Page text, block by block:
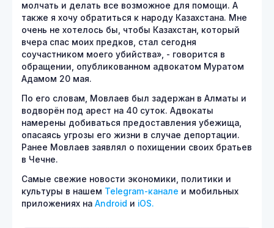
молчать и делать все возможное для помощи. А
также я хочу обратиться к народу Казахстана. Мне
очень не хотелось бы, чтобы Казахстан, который
вчера спас моих предков, стал сегодня
соучастником моего убийства», - говорится в
обращении, опубликованном адвокатом Муратом
Адамом 20 мая.
По его словам, Мовлаев был задержан в Алматы и
водворён под арест на 40 суток. Адвокаты
намерены добиваться предоставления убежища,
опасаясь угрозы его жизни в случае депортации.
Ранее Мовлаев заявлял о похищении своих братьев
в Чечне.
Самые свежие новости экономики, политики и
культуры в нашем Telegram-канале и мобильных
приложениях на Android и iOS.